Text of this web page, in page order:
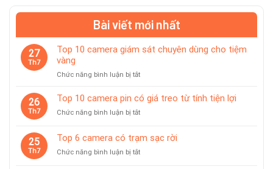
Bài viết mới nhất
27
Th7
Top 10 camera giám sát chuyên dùng cho tiệm
vàng
Chức năng bình luận bị tắtở
10
camera
giám
chuyên
26
Th7
Top 10 camera pin có giá treo từ tính tiện lợi
Chức năng bình luận bị tắtở
camera
pin
25
Th7
Top 6 camera có trạm sạc rời
Chức năng bình luận bị tắtở